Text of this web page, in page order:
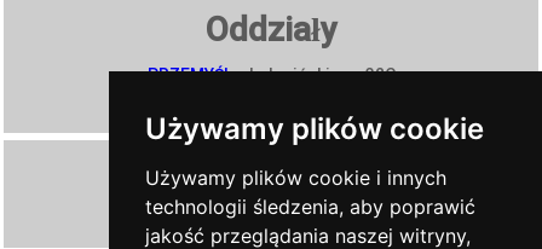
Używamy plików cookie
Używamy plików cookie i innych
technologii śledzenia, aby poprawić
jakość przeglądania naszej witryny,
Oddziały
PRZEMYŚL, ul. Jasińskiego 32C
Zadzwoń
13 43 604 15